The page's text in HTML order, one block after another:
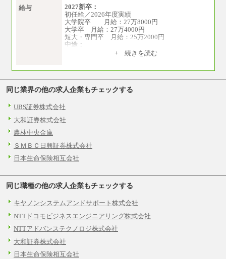
給与
2027新卒：
初任給／2026年度実績
大学院卒 月給：27万8000円
大学卒 月給：27万4000円
短大・専門卒 月給：25万2000円
中途：
（１）（２）共通+ 続きを読む
同じ業界の他の求人企業もチェックする
UBS証券株式会社
大和証券株式会社
農林中央金庫
ＳＭＢＣ日興証券株式会社
日本生命保険相互会社
同じ職種の他の求人企業もチェックする
キヤノンシステムアンドサポート株式会社
NTTドコモビジネスエンジニアリング株式会社
NTTアドバンステクノロジ株式会社
大和証券株式会社
日本生命保険相互会社